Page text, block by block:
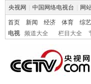
央视网 中国网络电视台 网
首页 新闻 经济 体育 综艺
电视
频道大全 栏目大全